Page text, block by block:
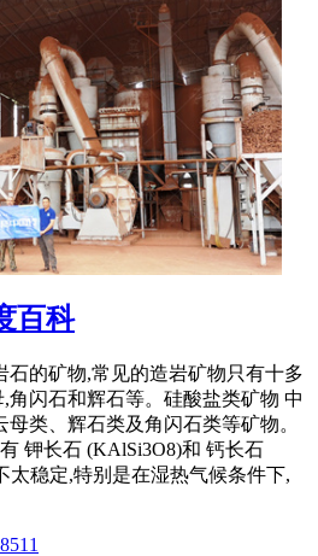
百科
石的矿物,常见的造岩矿物只有十多
角闪石和辉石等。硅酸盐类矿物 中
类、辉石类及角闪石类等矿物。
钾长石 (KAlSi3O8)和 钙长石
太稳定,特别是在湿热气候条件下,